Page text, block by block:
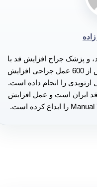
و پزشک جراح افزایش قد با
بیش از 21 سال تجربه است. وی بیش از 600 عمل جراحی افزایش
عمل جراحی ارتوپدی را انجام داده است.
ایران است و عمل افزایش